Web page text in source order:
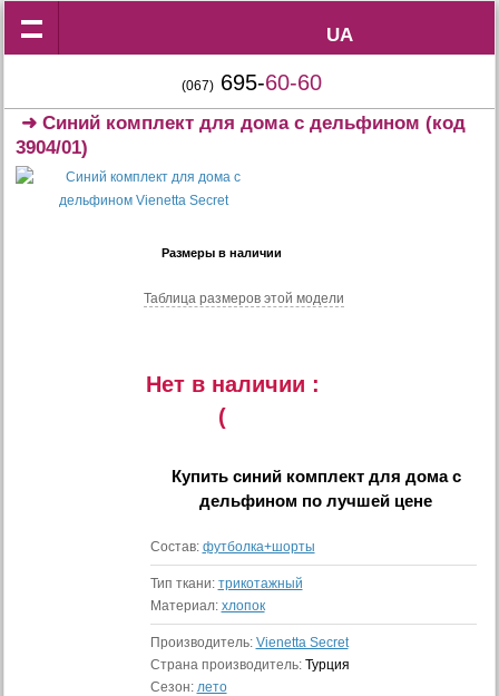
UA
UA
(067) 695-60-60
➜Синий комплект для дома с дельфином (код
3904/01)
Размеры в наличии
Таблица размеров этой модели
Нет в наличии :
(
Купить синий комплект для дома с
дельфином по лучшей цене
Состав: футболка+шорты
Тип ткани: трикотажный
Материал: хлопок
Производитель: Vienetta Secret
Страна производитель: Турция
Сезон: лето